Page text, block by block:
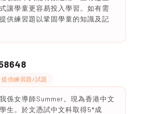
讓學童更容易投入學習。如有需
供練習題以鞏固學童的知識及記
提供練習題/試題
係女導師Summer。現為香港中文
生。於文憑試中文科取得5*成